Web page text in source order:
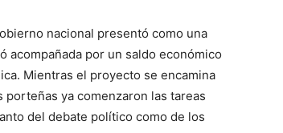
nacional presentó como una
acompañada por un saldo económico
Mientras el proyecto se encamina
porteñas ya comenzaron las tareas
del debate político como de los